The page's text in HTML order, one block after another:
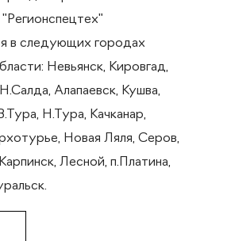
в следующих городах
Невьянск, Кировгад,
Алапаевск, Кушва,
Н.Тура, Качканар,
Новая Ляля, Серов,
Лесной, п.Платина,